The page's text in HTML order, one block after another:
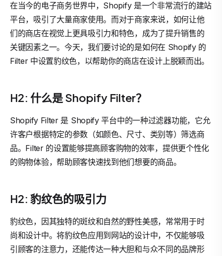
在当今的电子商务世界中，Shopify 是一个非常流行的建站
平台，吸引了大量商家使用。而对于商家来说，如何让他
们的商店在视觉上更具吸引力和特色，成为了提升销售的
关键因素之一。今天，我们要讨论的是如何在 Shopify 的
Filter 中设置豹纹色，以帮助你的商店在设计上脱颖而出。
H2: 什么是 Shopify Filter？
Shopify Filter 是 Shopify 平台中的一种过滤器功能，它允
许客户根据特定的参数（如颜色、尺寸、类别等）筛选商
品。Filter 的设置能够提高顾客购物的效率，提供更个性化
的购物体验，帮助顾客快速找到他们想要的商品。
H2: 豹纹色的吸引力
豹纹色，因其独特的斑纹和自然的野性美感，常常用于时
尚和设计中。将豹纹色应用到网站的设计中，不仅能够吸
引顾客的注意力，还能传达一种大胆和与众不同的品牌形